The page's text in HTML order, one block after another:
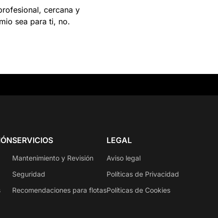
cercana y
sea para ti, no.
SERVICIOS
Mantenimiento y Revisión
Seguridad
Recomendaciones para flotas
LEGAL
Aviso legal
Políticas de Privacidad
Políticas de Cookies